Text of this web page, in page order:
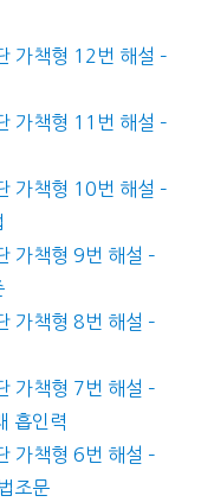
가책형 12번 해설 –
가책형 11번 해설 –
가책형 10번 해설 –
가책형 9번 해설 –
가책형 8번 해설 –
가책형 7번 해설 –
흡인력
가책형 6번 해설 –
조문